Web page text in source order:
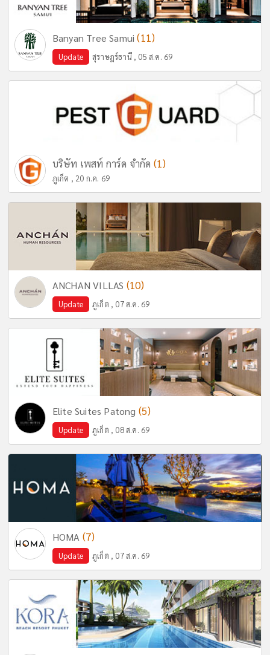
Banyan Tree Samui(11)
Update สุราษฎร์ธานี , 05 ส.ค. 69
บริษัท เพสท์ การ์ด จำกัด (1)
ภูเก็ต , 20 ก.ค. 69
ANCHAN VILLAS (10)
Update ภูเก็ต , 07 ส.ค. 69
Elite Suites Patong (5)
Update ภูเก็ต , 08 ส.ค. 69
HOMA (7)
Update ภูเก็ต , 07 ส.ค. 69